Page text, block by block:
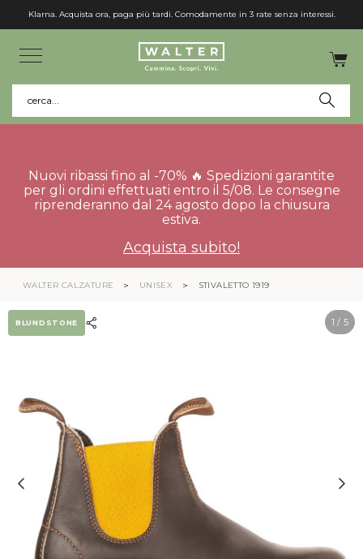
Klarna. Acquista ora, paga più tardi. Comodamente in 3 rate senza interessi.
cerca...
Nuovi ribassi fino al -70% 🔥 Spedizioni garantite
per gli ordini effettuati entro il 5/08. Le consegne
riprenderanno dal 24 agosto dopo la chiusura
estiva.
Acquista subito!
WALTER CALZATURE UNISEX STIVALETTO 1919
1 / 5
BLUNDSTONE